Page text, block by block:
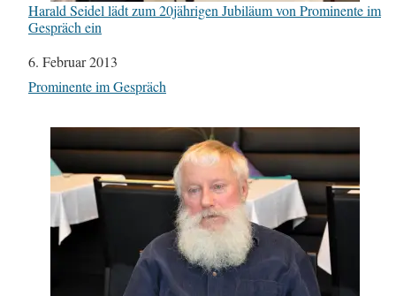
Harald Seidel lädt zum 20jährigen Jubiläum von Prominente im
Gespräch ein
Datum
6. Februar 2013
In Bezug auf
Prominente im Gespräch